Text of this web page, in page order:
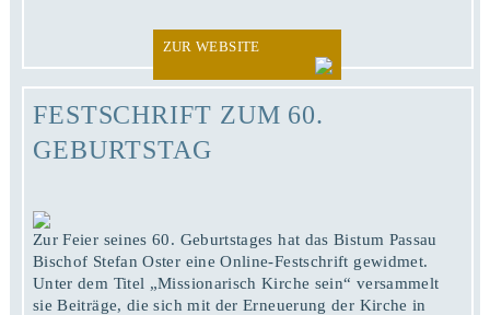
ZUR WEBSITE
FESTSCHRIFT ZUM 60.
GEBURTSTAG
Zur Feier seines 60. Geburtstages hat das Bistum Passau
Bischof Stefan Oster eine Online-Festschrift gewidmet.
Unter dem Titel „Missionarisch Kirche sein“ versammelt
sie Beiträge, die sich mit der Erneuerung der Kirche in